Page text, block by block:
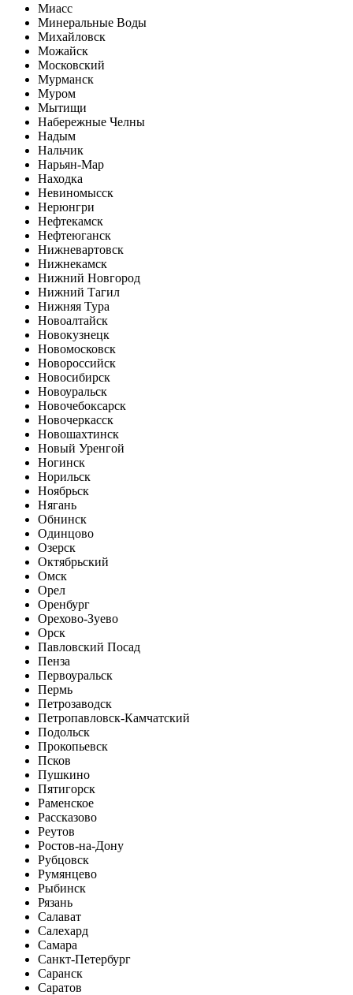
Миасс
Минеральные Воды
Михайловск
Можайск
Московский
Мурманск
Муром
Мытищи
Набережные Челны
Надым
Нальчик
Нарьян-Мар
Находка
Невиномысск
Нерюнгри
Нефтекамск
Нефтеюганск
Нижневартовск
Нижнекамск
Нижний Новгород
Нижний Тагил
Нижняя Тура
Новоалтайск
Новокузнецк
Новомосковск
Новороссийск
Новосибирск
Новоуральск
Новочебоксарск
Новочеркасск
Новошахтинск
Новый Уренгой
Ногинск
Норильск
Ноябрьск
Нягань
Обнинск
Одинцово
Озерск
Октябрьский
Омск
Орел
Оренбург
Орехово-Зуево
Орск
Павловский Посад
Пенза
Первоуральск
Пермь
Петрозаводск
Петропавловск-Камчатский
Подольск
Прокопьевск
Псков
Пушкино
Пятигорск
Раменское
Рассказово
Реутов
Ростов-на-Дону
Рубцовск
Румянцево
Рыбинск
Рязань
Салават
Салехард
Самара
Санкт-Петербург
Саранск
Саратов